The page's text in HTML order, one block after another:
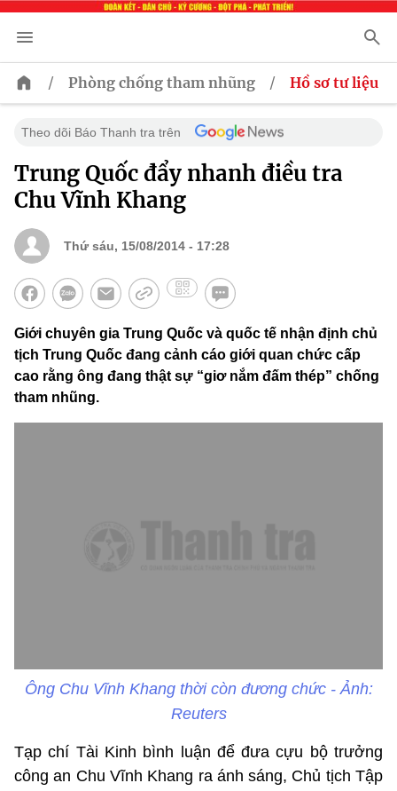
/ Phòng chống tham nhũng / Hồ sơ tư liệu
Theo dõi Báo Thanh tra trên
Trung Quốc đẩy nhanh điều tra
Chu Vĩnh Khang
Thứ sáu, 15/08/2014 - 17:28
Giới chuyên gia Trung Quốc và quốc tế nhận định chủ
tịch Trung Quốc đang cảnh cáo giới quan chức cấp
cao rằng ông đang thật sự “giơ nắm đấm thép” chống
tham nhũng.
Ông Chu Vĩnh Khang thời còn đương chức - Ảnh:
Reuters
Tạp chí Tài Kinh bình luận để đưa cựu bộ trưởng
công an Chu Vĩnh Khang ra ánh sáng, Chủ tịch Tập